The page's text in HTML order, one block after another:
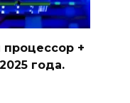
+
года.